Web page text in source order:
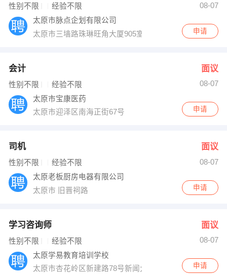
性别不限 经验不限
08-07
太原市脉点企划有限公司
太原市三墙路珠琳旺角大厦905室
申请
会计 面议
性别不限 经验不限
08-07
太原市宝康医药
太原市迎泽区南海正街67号
申请
司机 面议
性别不限 经验不限
08-07
太原老板厨房电器有限公司
太原市 旧晋祠路
申请
学习咨询师 面议
性别不限 经验不限
08-07
太原学易教育培训学校
太原市杏花岭区新建路78号新闻大厦23层
申请